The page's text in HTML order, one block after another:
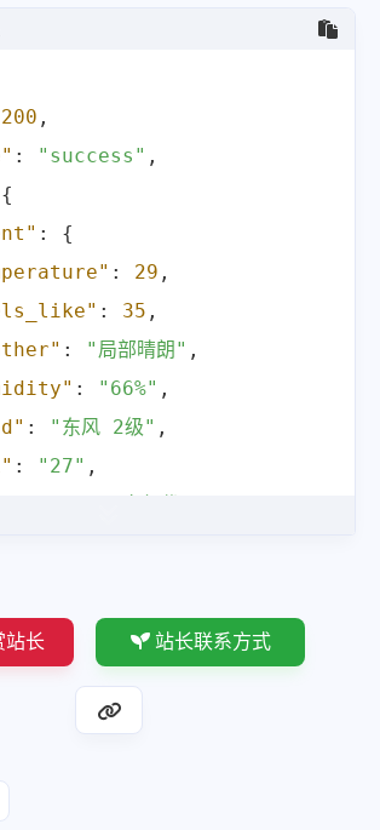
200 ,
: "success" ,
{
:
{
: 29 ,
: 35 ,
: "局部晴朗" ,
: "66%" ,
: "东风 2级" ,
: "27" ,
"1004 hPa",
{
站长 站长联系方式